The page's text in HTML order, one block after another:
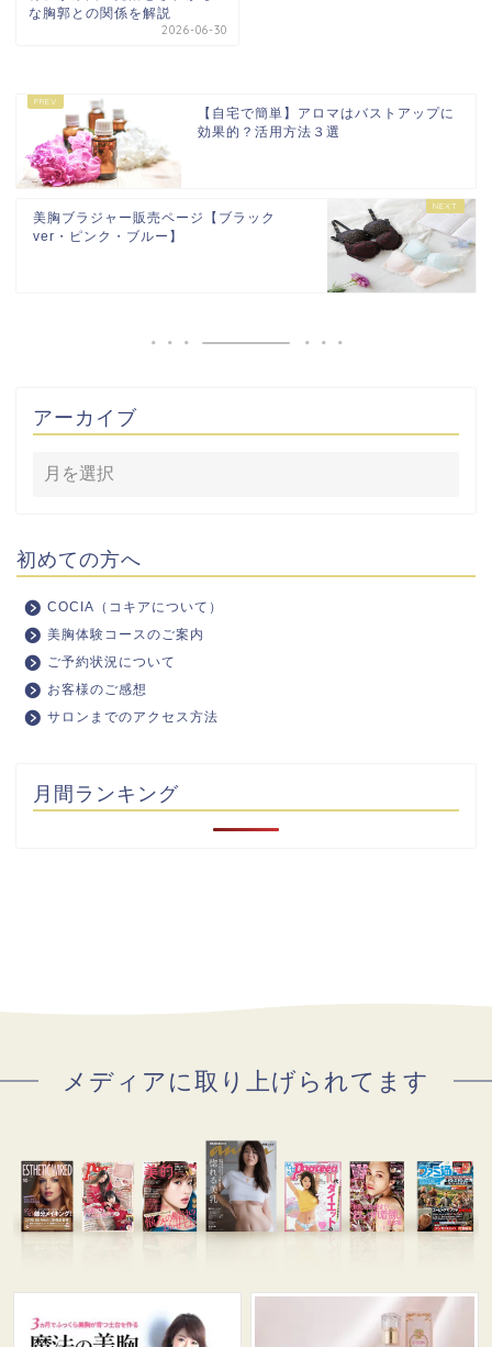
な胸郭との関係を解説
2026-06-30
【自宅で簡単】アロマはバストアップに
効果的？活用方法３選
美胸ブラジャー販売ページ【ブラック
ver・ピンク・ブルー】
アーカイブ
初めての方へ
COCIA（コキアについて）
美胸体験コースのご案内
ご予約状況について
お客様のご感想
サロンまでのアクセス方法
月間ランキング
メディアに取り上げられてます